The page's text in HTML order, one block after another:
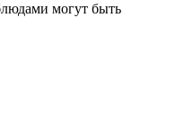
могут быть